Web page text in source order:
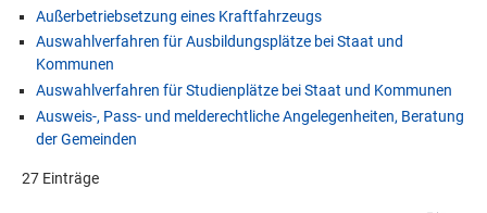
Außerbetriebsetzung eines Kraftfahrzeugs
Auswahlverfahren für Ausbildungsplätze bei Staat und
Kommunen
Auswahlverfahren für Studienplätze bei Staat und Kommunen
Ausweis-, Pass- und melderechtliche Angelegenheiten, Beratung
der Gemeinden
27 Einträge